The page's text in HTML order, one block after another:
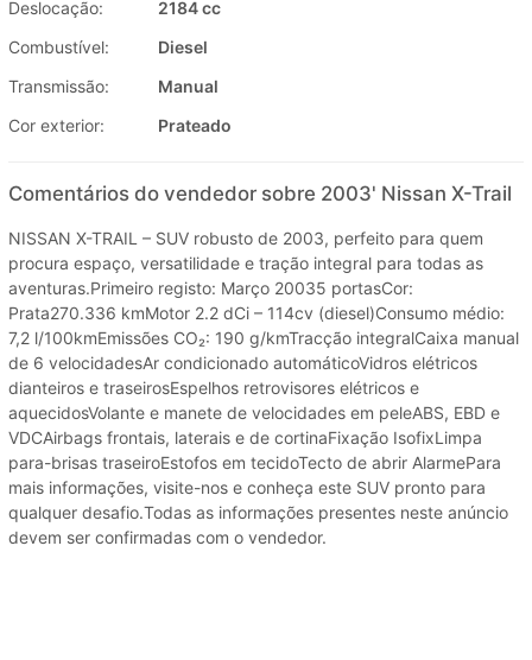
Deslocação:
2184 cc
Combustível:
Diesel
Transmissão:
Manual
Cor exterior:
Prateado
Comentários do vendedor sobre 2003' Nissan X-Trail
NISSAN X-TRAIL – SUV robusto de 2003, perfeito para quem
procura espaço, versatilidade e tração integral para todas as
aventuras.Primeiro registo: Março 20035 portasCor:
Prata270.336 kmMotor 2.2 dCi – 114cv (diesel)Consumo médio:
7,2 l/100kmEmissões CO₂: 190 g/kmTracção integralCaixa manual
de 6 velocidadesAr condicionado automáticoVidros elétricos
dianteiros e traseirosEspelhos retrovisores elétricos e
aquecidosVolante e manete de velocidades em peleABS, EBD e
VDCAirbags frontais, laterais e de cortinaFixação IsofixLimpa
para-brisas traseiroEstofos em tecidoTecto de abrir AlarmePara
mais informações, visite-nos e conheça este SUV pronto para
qualquer desafio.Todas as informações presentes neste anúncio
devem ser confirmadas com o vendedor.